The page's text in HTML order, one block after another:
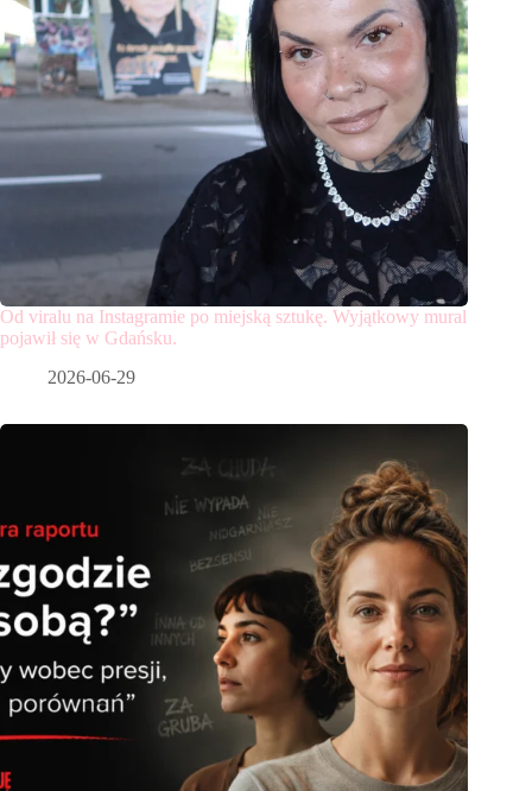
Od viralu na Instagramie po miejską sztukę. Wyjątkowy mural
pojawił się w Gdańsku.
2026-06-29